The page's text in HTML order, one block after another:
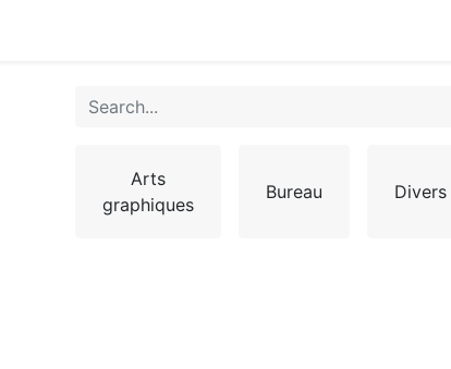
Arts
graphiques
Bureau Divers